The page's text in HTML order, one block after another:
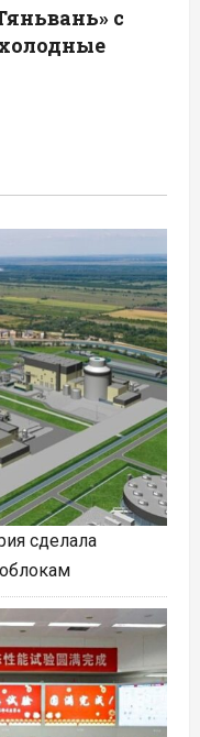
с
сделала